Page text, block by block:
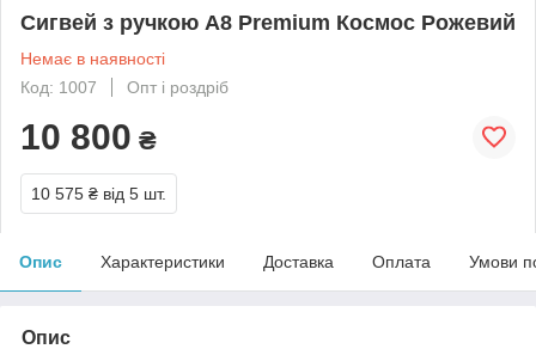
Сигвей з ручкою А8 Premium Космос Рожевий
Немає в наявності
Код: 1007
Опт і роздріб
10 800 ₴
10 575 ₴ від 5 шт.
Опис Характеристики Доставка Оплата Умови
Опис